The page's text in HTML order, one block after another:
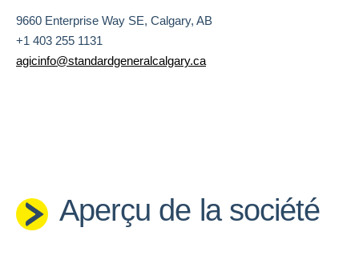
9660 Enterprise Way SE, Calgary, AB
+1 403 255 1131
agicinfo@standardgeneralcalgary.ca
Aperçu de la société